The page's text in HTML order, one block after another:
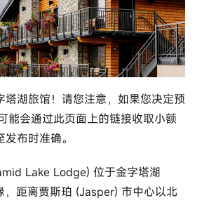
塔湖旅馆！请您注意，如果您决定预
能会通过此页面上的链接收取小额
布时准确。
Lake Lodge) 位于金字塔湖
距离贾斯珀 (Jasper) 市中心以北